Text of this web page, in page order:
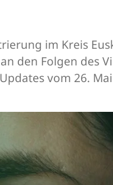
im Kreis
den Folgen des
vom 26.